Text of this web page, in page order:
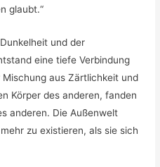
glaubt.“
und der
eine tiefe Verbindung
aus Zärtlichkeit und
Körper des anderen, fanden
anderen. Die Außenwelt
zu existieren, als sie sich